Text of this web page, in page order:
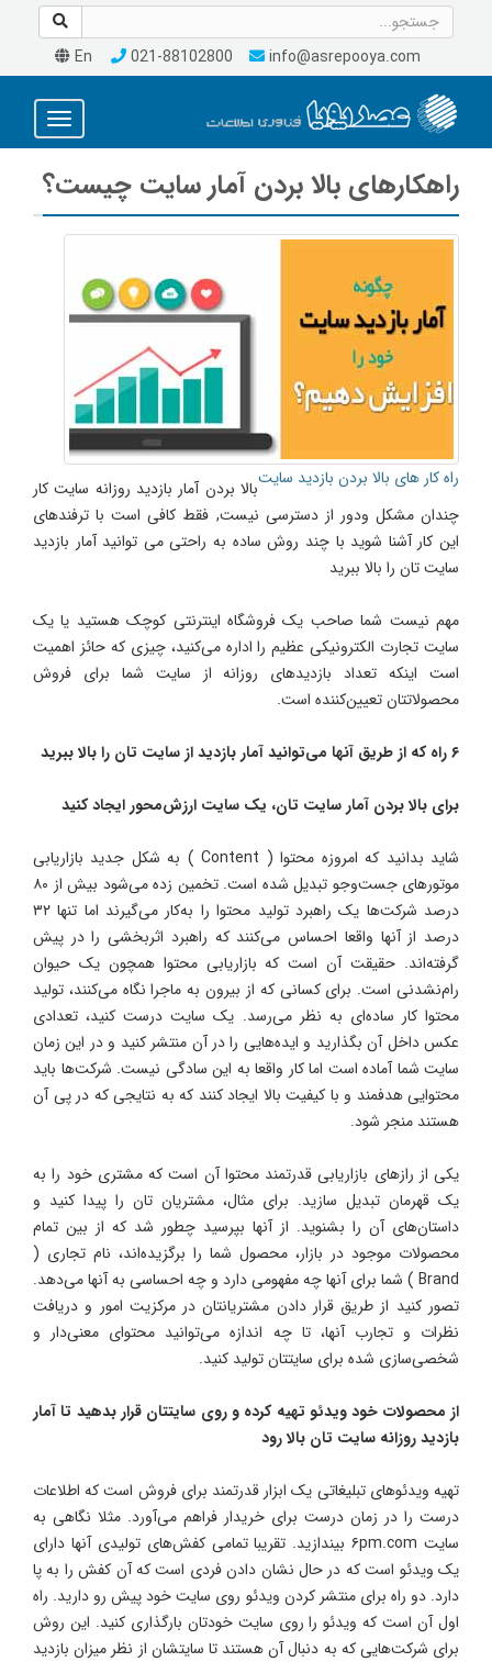
En 021-88102800 info@asrepooya.com
Toggle
راهکارهای بالا بردن آمار سایت چیست؟
راه کار های بالا بردن بازدید سایتبالا بردن آمار بازدید روزانه سایت کار
چندان مشکل ودور از دسترسی نیست, فقط کافی است با ترفندهای
این کار آشنا شوید با چند روش ساده به راحتی می توانید آمار بازدید
سایت تان را بالا ببرید
مهم نیست شما صاحب یک فروشگاه اینترنتی کوچک هستید یا یک
سایت تجارت الکترونیکی عظیم را اداره می‌کنید، چیزی که حائز اهمیت
است اینکه تعداد بازدیدهای روزانه از سایت شما برای فروش
محصولاتتان تعیین‌کننده است.
۶ راه که از طریق آنها می‌توانید آمار بازدید از سایت تان را بالا ببرید
برای بالا بردن آمار سایت تان، یک سایت ارزش‌محور ایجاد کنید
شاید بدانید که امروزه محتوا ( Content ) به شکل جدید بازاریابی
موتورهای جست‌وجو تبدیل شده است. تخمین زده می‌شود بیش از ۸۰
درصد شرکت‌ها یک راهبرد تولید محتوا را به‌کار می‌گیرند اما تنها ۳۲
درصد از آنها واقعا احساس می‌کنند که راهبرد اثربخشی را در پیش
گرفته‌اند. حقیقت آن است که بازاریابی محتوا همچون یک حیوان
رام‌نشدنی است. برای کسانی که از بیرون به ماجرا نگاه می‌کنند، تولید
محتوا کار ساده‌ای به نظر می‌رسد. یک سایت درست کنید، تعدادی
عکس داخل آن بگذارید و ایده‌هایی را در آن منتشر کنید و در این زمان
سایت شما آماده است اما کار واقعا به این سادگی نیست. شرکت‌ها باید
محتوایی هدفمند و با کیفیت بالا ایجاد کنند که به نتایجی که در پی آن
هستند منجر شود.
یکی از رازهای بازاریابی قدرتمند محتوا آن است که مشتری خود را به
یک قهرمان تبدیل سازید. برای مثال، مشتریان تان را پیدا کنید و
داستان‌های آن را بشنوید. از آنها بپرسید چطور شد که از بین تمام
محصولات موجود در بازار، محصول شما را برگزیده‌اند، نام تجاری (
Brand ) شما برای آنها چه مفهومی دارد و چه احساسی به آنها می‌دهد.
تصور کنید از طریق قرار دادن مشتریانتان در مرکزیت امور و دریافت
نظرات و تجارب آنها، تا چه اندازه می‌توانید محتوای معنی‌دار و
شخصی‌سازی شده برای سایتتان تولید کنید.
از محصولات خود ویدئو تهیه کرده و روی سایتتان قرار بدهید تا آمار
بازدید روزانه سایت تان بالا رود
تهیه ویدئوهای تبلیغاتی یک ابزار قدرتمند برای فروش است که اطلاعات
درست را در زمان درست برای خریدار فراهم می‌آورد. مثلا نگاهی به
سایت ۶pm.com بیندازید. تقریبا تمامی کفش‌های تولیدی آنها دارای
یک ویدئو است که در حال نشان دادن فردی است که آن کفش را به پا
دارد. دو راه برای منتشر کردن ویدئو روی سایت خود پیش رو دارید. راه
اول آن است که ویدئو را روی سایت خودتان بارگذاری کنید. این روش
برای شرکت‌هایی که به دنبال آن هستند تا سایتشان از نظر میزان بازدید